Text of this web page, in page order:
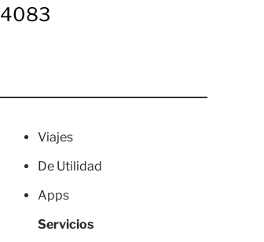
4083
Viajes
De Utilidad
Apps
Servicios